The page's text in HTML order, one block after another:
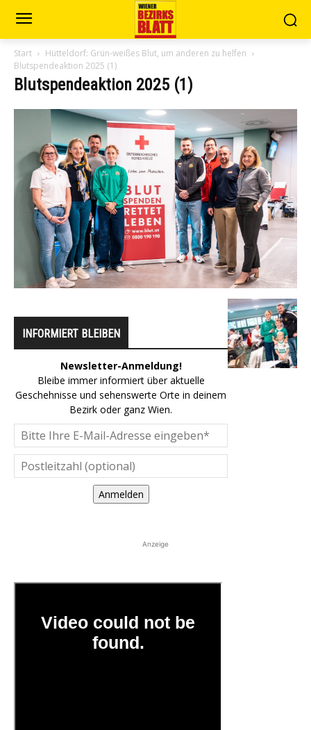
Start
Hütteldorf: Grün-weißes Blut, um anderen zu helfen
Blutspendeaktion 2025 (1)
Blutspendeaktion 2025 (1)
INFORMIERT BLEIBEN
Newsletter-Anmeldung!
Bleibe immer informiert über aktuelle
Geschehnisse und sehenswerte Orte in deinem
Bezirk oder ganz Wien.
Anmelden
Anzeige